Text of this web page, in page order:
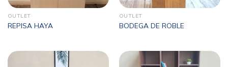
OUTLET
REPISA HAYA
OUTLET
BODEGA DE ROBLE